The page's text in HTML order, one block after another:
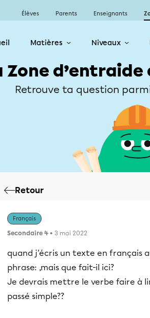
Élèves Parents Enseignants
Matières Niveaux
Zone
Retrouve ta question
Retour
Français
Secondaire 4 • 3 mai 2022
quand j'écris un texte en français
phrase: ,mais que fait-il ici?
Je devrais mettre le verbe faire à
passé simple??